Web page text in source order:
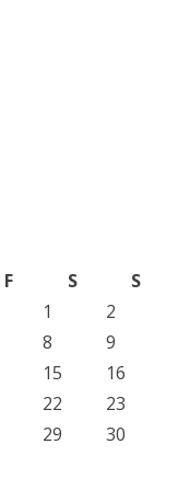
F S
S
1
2
8
9
15
16
22
23
29
30